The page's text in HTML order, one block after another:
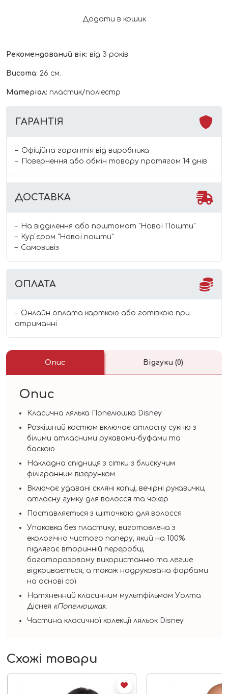
Додати в кошик
Рекомендований вік: від 3 років
Висота: 26 см.
Матеріал: пластик/поліестр
ГАРАНТІЯ
Офіційна гарантія від виробника
Повернення або обмін товару протягом 14 днів
ДОСТАВКА
На відділення або поштомат "Нової Пошти"
Курʼєром "Нової пошти"
Самовивіз
ОПЛАТА
Онлайн оплата карткою або готівкою при
отриманні
Опис Відгуки (0)
Опис
Класична лялька Попелюшка Disney
Розкішний костюм включає атласну сукню з
білими атласними рукавами-буфами та
баскою
Накладна спідниця з сітки з блискучим
філігранним візерунком
Включає удавані скляні капці, вечірні рукавички,
атласну гумку для волосся та чокер
Поставляється з щіточкою для волосся
Упаковка без пластику, виготовлена ​​з
екологічно чистого паперу, який на 100%
підлягає вторинній переробці,
багаторазовому використанню та легше
відкривається, а також надрукована фарбами
на основі сої
Натхненний класичним мультфільмом Уолта
Діснея «Попелюшка».
Частина класичної колекції ляльок Disney
Схожі товари